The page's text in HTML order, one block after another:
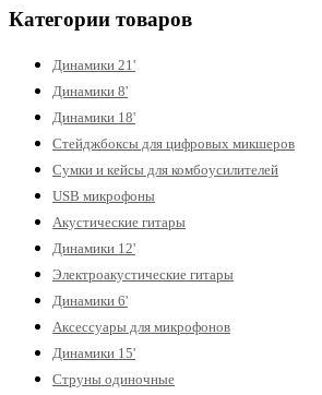
Категории товаров
Динамики 21'
Динамики 8'
Динамики 18'
Стейджбоксы для цифровых микшеров
Сумки и кейсы для комбоусилителей
USB микрофоны
Акустические гитары
Динамики 12'
Электроакустические гитары
Динамики 6'
Аксессуары для микрофонов
Динамики 15'
Струны одиночные